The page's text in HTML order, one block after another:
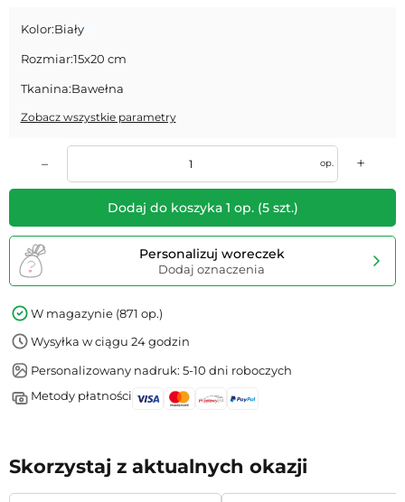
Kolor:Biały
Rozmiar:15x20 cm
Tkanina:Bawełna
Zobacz wszystkie parametry
– op. +
Dodaj do koszyka 1 op. (5szt.)
Personalizuj woreczek
Dodaj oznaczenia
W magazynie (871 op.)
Wysyłka w ciągu 24 godzin
Personalizowany nadruk: 5-10 dni roboczych
Metody płatności
Skorzystaj z aktualnych okazji